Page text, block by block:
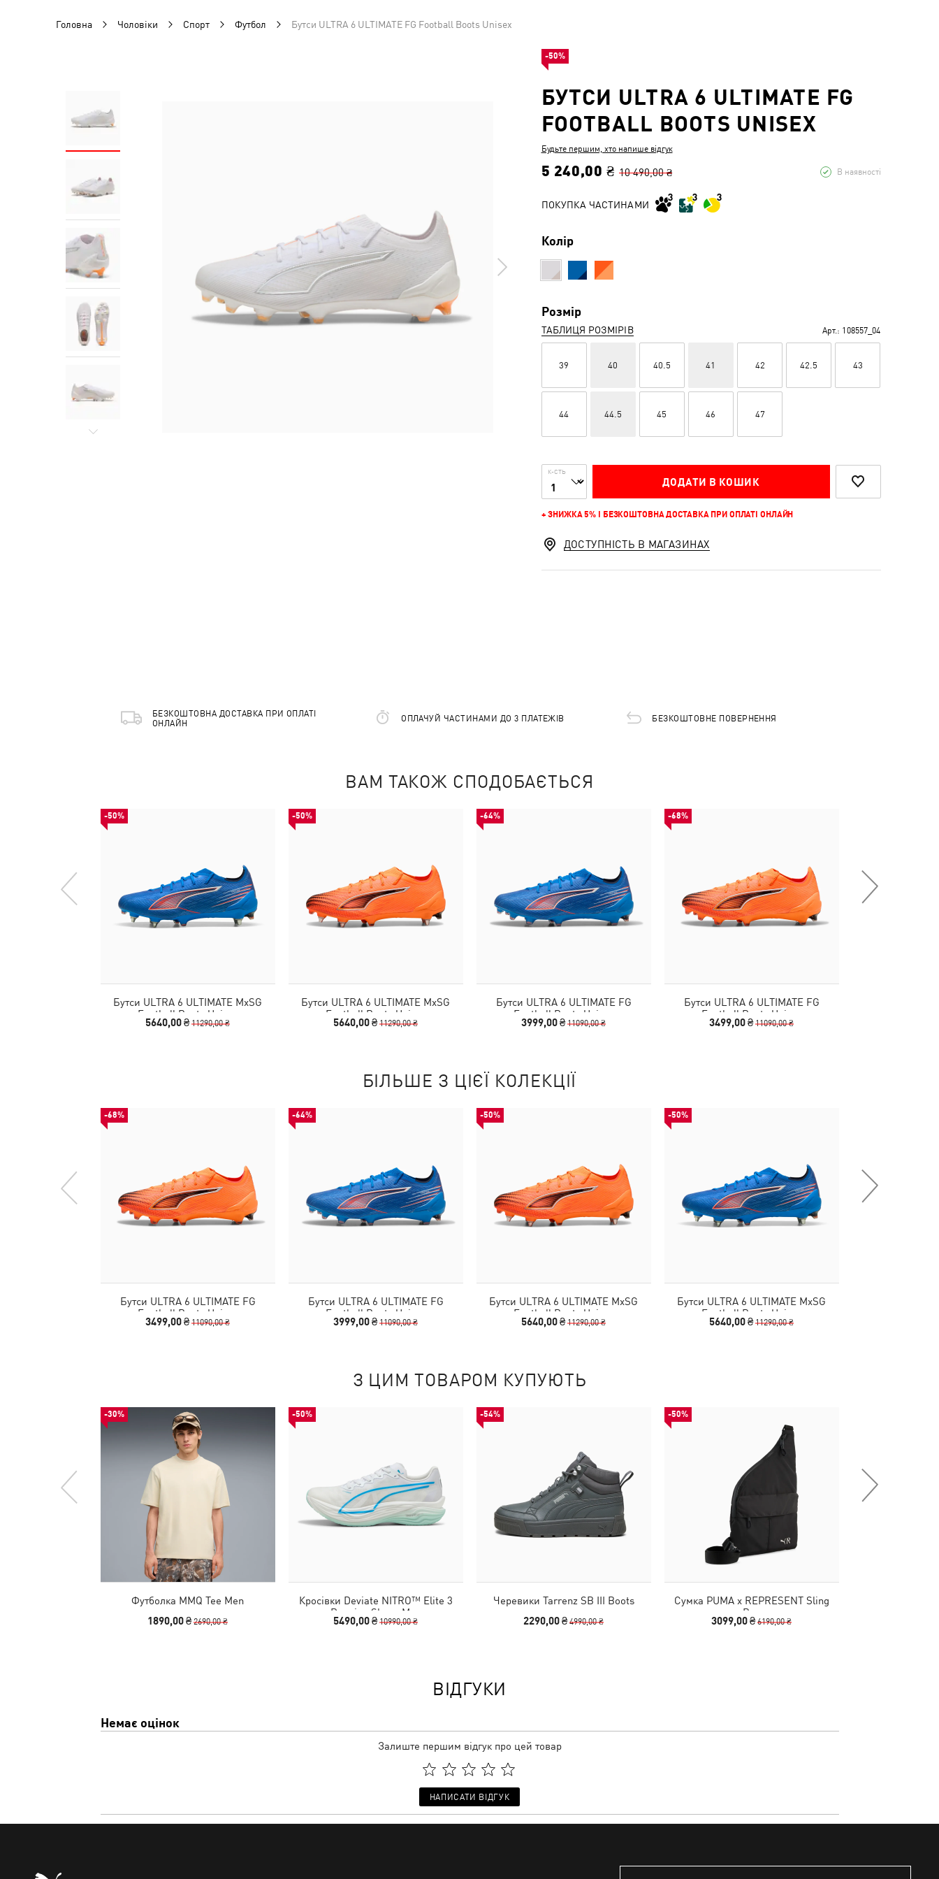
Головна Чоловіки Спорт Футбол Бутси ULTRA 6 ULTIMATE FG Football Boots Unisex
БУТСИ ULTRA 6 ULTIMATE FG
FOOTBALL BOOTS UNISEX
Будьте першим, хто напише відгук
5 240,00 ₴ 10 490,00 ₴ В наявності
ПОКУПКА ЧАСТИНАМИ
Колір
Розмір
ТАБЛИЦЯ РОЗМІРІВ Арт.: 108557_04
39 40 40.5 41 42 42.5 43
44 44.5 45 46 47
К-СТЬ
ДОДАТИ В КОШИК
+ ЗНИЖКА 5% І БЕЗКОШТОВНА ДОСТАВКА ПРИ ОПЛАТІ ОНЛАЙН
-50%
ДОСТУПНІСТЬ В МАГАЗИНАХ
БЕЗКОШТОВНА ДОСТАВКА ПРИ ОПЛАТІ
ОНЛАЙН
ОПЛАЧУЙ ЧАСТИНАМИ ДО 3 ПЛАТЕЖІВ БЕЗКОШТОВНЕ ПОВЕРНЕННЯ
ВАМ ТАКОЖ СПОДОБАЄТЬСЯ
-50%
Бутси ULTRA 6 ULTIMATE MxSG
Football Boots Unisex
5640,00 ₴11290,00 ₴
-50%
Бутси ULTRA 6 ULTIMATE MxSG
Football Boots Unisex
5640,00 ₴11290,00 ₴
-64%
Бутси ULTRA 6 ULTIMATE FG
Football Boots Unisex
3999,00 ₴11090,00 ₴
-68%
Бутси ULTRA 6 ULTIMATE FG
Football Boots Unisex
3499,00 ₴11090,00 ₴
БІЛЬШЕ З ЦІЄЇ КОЛЕКЦІЇ
-68%
Бутси ULTRA 6 ULTIMATE FG
Football Boots Unisex
3499,00 ₴11090,00 ₴
-64%
Бутси ULTRA 6 ULTIMATE FG
Football Boots Unisex
3999,00 ₴11090,00 ₴
-50%
Бутси ULTRA 6 ULTIMATE MxSG
Football Boots Unisex
5640,00 ₴11290,00 ₴
-50%
Бутси ULTRA 6 ULTIMATE MxSG
Football Boots Unisex
5640,00 ₴11290,00 ₴
З ЦИМ ТОВАРОМ КУПУЮТЬ
-30%
Футболка MMQ Tee Men
1890,00 ₴2690,00 ₴
-50%
Кросівки Deviate NITRO™ Elite 3
Running Shoes Men
5490,00 ₴10990,00 ₴
-54%
Черевики Tarrenz SB III Boots
2290,00 ₴4990,00 ₴
-50%
Сумка PUMA x REPRESENT Sling
Bag
3099,00 ₴6190,00 ₴
ВІДГУКИ
Немає оцінок
Залиште першим відгук про цей товар
НАПИСАТИ ВІДГУК